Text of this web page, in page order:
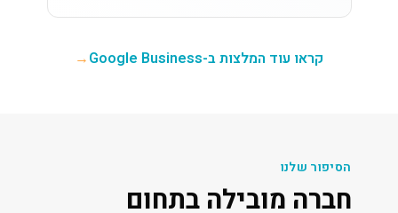
קראו עוד המלצות ב-Google Business →
הסיפור שלנו
חברה מובילה בתחום